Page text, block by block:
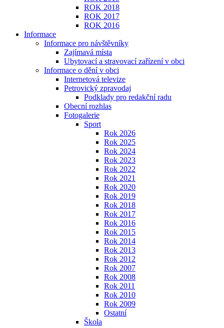
ROK 2018
ROK 2017
ROK 2016
Informace
Informace pro návštěvníky
Zajímavá místa
Ubytovací a stravovací zařízení v obci
Informace o dění v obci
Internetová televize
Petrovický zpravodaj
Podklady pro redakční radu
Obecní rozhlas
Fotogalerie
Sport
Rok 2026
Rok 2025
Rok 2024
Rok 2023
Rok 2022
Rok 2021
Rok 2020
Rok 2019
Rok 2018
Rok 2017
Rok 2016
Rok 2015
Rok 2014
Rok 2013
Rok 2012
Rok 2007
Rok 2008
Rok 2011
Rok 2010
Rok 2009
Ostatní
Škola